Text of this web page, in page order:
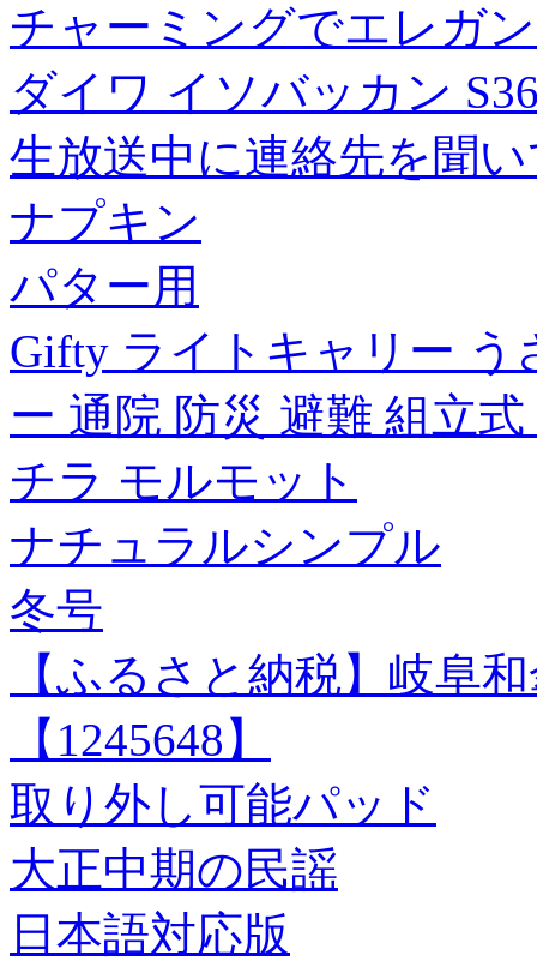
チャーミングでエレガ
ダイワ イソバッカン
生放送中に連絡先を聞
ナプキン
パター用
Gifty ライトキャリー う
ー 通院 防災 避難 組立
チラ モルモット
ナチュラルシンプル
冬号
【ふるさと納税】岐阜
【1245648】
取り外し可能パッド
大正中期の民謡
日本語対応版